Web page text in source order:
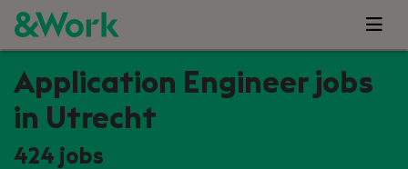
Application Engineer jobs
in Utrecht
424 jobs